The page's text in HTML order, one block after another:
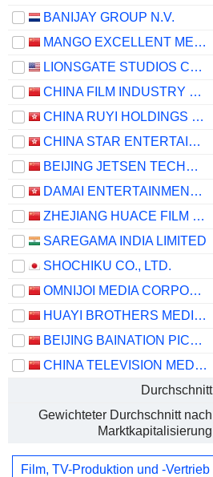
BANIJAY GROUP N.V.
MANGO EXCELLENT MEDIA CO., LTD.
LIONSGATE STUDIOS CORP.
CHINA FILM INDUSTRY GROUP CO., LTD.
CHINA RUYI HOLDINGS LIMITED
CHINA STAR ENTERTAINMENT LIMITED
BEIJING JETSEN TECHNOLOGY CO., LTD
DAMAI ENTERTAINMENT HOLDINGS LIMITED
ZHEJIANG HUACE FILM & TV CO., LTD.
SAREGAMA INDIA LIMITED
SHOCHIKU CO., LTD.
OMNIJOI MEDIA CORPORATION
HUAYI BROTHERS MEDIA CORPORATION
BEIJING BAINATION PICTURES CO.,LTD.
CHINA TELEVISION MEDIA, LTD.
Durchschnitt
Gewichteter Durchschnitt nach
Marktkapitalisierung
Film, TV-Produktion und -Vertrieb